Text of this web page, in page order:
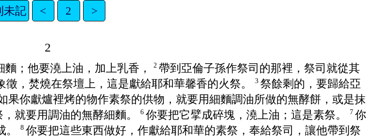
未記 < 2 >
2
；他要澆上油，加上乳香， 2 帶到亞倫子孫作祭司的那裡，祭司就從其
，焚燒在祭壇上，這是獻給耶和華馨香的火祭。
3 祭餘剩的，要歸給亞
果你獻爐裡烤的物作素祭的供物，就要用細麵調油所做的無酵餅，或是抹
就要用調油的無酵細麵。 6 你要把它擘成碎塊，澆上油；這是素祭。 7 你
。
8 你要把這些東西做好，作獻給耶和華的素祭，奉給祭司，讓他帶到祭